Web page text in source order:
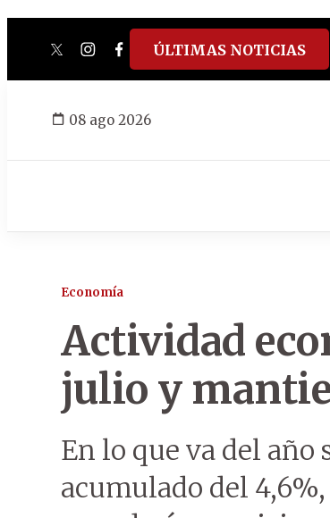
twitterinstagram
facebook
tiktokyoutube
spotify
ÚLTIMAS NOTICIAS
08 ago 2026
Economía
Actividad
julio y
En lo que va del
acumulado del